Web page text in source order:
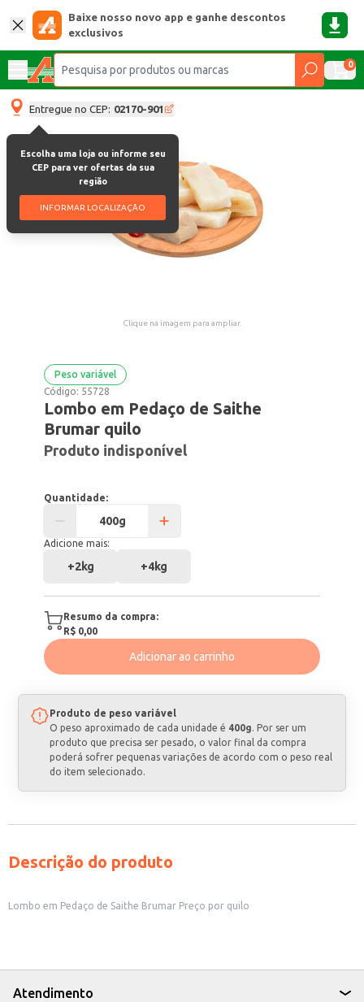
Baixe nosso novo app e ganhe descontos
exclusivos
0
Entregue no CEP: 02170-901
Escolha uma loja ou informe seu
CEP para ver ofertas da sua
região
INFORMAR LOCALIZAÇÃO
Clique na imagem para ampliar.
Peso variável
Código: 55728
Lombo em Pedaço de Saithe
Brumar quilo
Produto indisponível
Quantidade:
Adicione mais:
+2kg +4kg
Resumo da compra:
R$ 0,00
Adicionar ao carrinho
Produto de peso variável
O peso aproximado de cada unidade é 400g. Por ser um
produto que precisa ser pesado, o valor final da compra
poderá sofrer pequenas variações de acordo com o peso real
do item selecionado.
Descrição do produto
Lombo em Pedaço de Saithe Brumar Preço por quilo
Atendimento